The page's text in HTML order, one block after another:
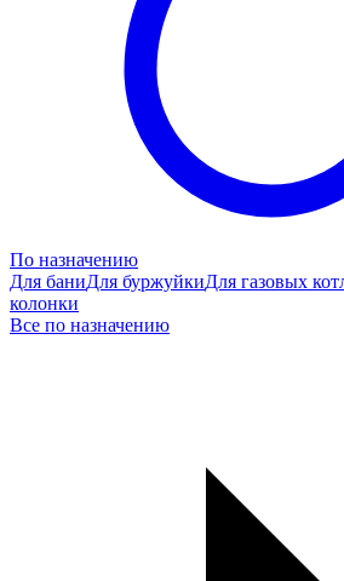
По назначению
Для баниДля буржуйкиДля газовых
колонки
Все по назначению